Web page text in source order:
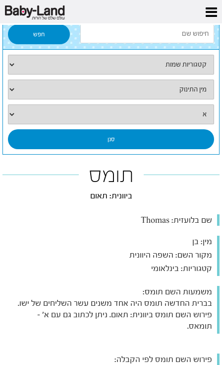
דף הבית
תומס
ביוונית: תאום
שם בלועזית:
מין: בן
מקור השם: השפה היוונית
קטגוריות: בינלאומי
משמעות השם תומס:
בברית החדשה תומס היה אחד משנים עשר השליחים של ישו.
פירוש השם תומס ביוונית: תאום. ניתן לכתוב גם עם א' –
תומאס.
פירוש השם תומס לפי הקבלה: